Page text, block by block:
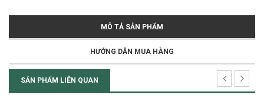
MÔ TẢ SẢN PHẨM
HƯỚNG DẪN MUA HÀNG
SẢN PHẨM LIÊN QUAN